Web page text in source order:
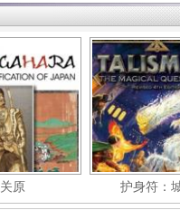
关原 护身符：